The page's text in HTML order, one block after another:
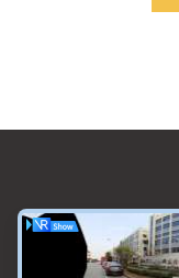
श्रेणियाँ